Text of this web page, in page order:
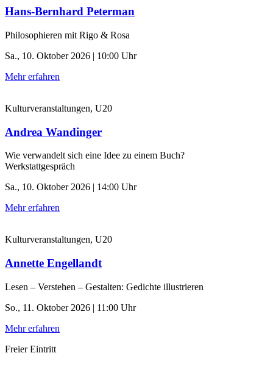
Hans-Bernhard Peterman
Philosophieren mit Rigo & Rosa
Sa., 10. Oktober 2026 | 10:00 Uhr
Mehr erfahren
Kulturveranstaltungen, U20
Andrea Wandinger
Wie verwandelt sich eine Idee zu einem Buch?
Werkstattgespräch
Sa., 10. Oktober 2026 | 14:00 Uhr
Mehr erfahren
Kulturveranstaltungen, U20
Annette Engellandt
Lesen – Verstehen – Gestalten: Gedichte illustrieren
So., 11. Oktober 2026 | 11:00 Uhr
Mehr erfahren
Freier Eintritt